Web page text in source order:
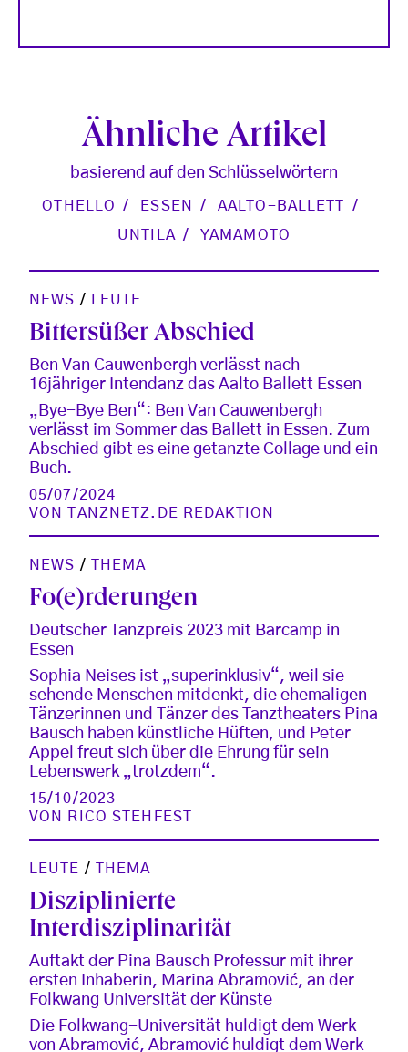
Ähnliche Artikel
basierend auf den Schlüsselwörtern
OTHELLO ESSEN
AALTO-BALLETT
UNTILA
YAMAMOTO
NEWS / LEUTE
Bittersüßer Abschied
Ben Van Cauwenbergh verlässt nach
16jähriger Intendanz das Aalto Ballett Essen
„Bye-Bye Ben“: Ben Van Cauwenbergh
verlässt im Sommer das Ballett in Essen. Zum
Abschied gibt es eine getanzte Collage und ein
Buch.
05/07/2024
VON
TANZNETZ.DE REDAKTION
NEWS / THEMA
Fo(e)rderungen
Deutscher Tanzpreis 2023 mit Barcamp in
Essen
Sophia Neises ist „superinklusiv“, weil sie
sehende Menschen mitdenkt, die ehemaligen
Tänzerinnen und Tänzer des Tanztheaters Pina
Bausch haben künstliche Hüften, und Peter
Appel freut sich über die Ehrung für sein
Lebenswerk „trotzdem“.
15/10/2023
VON
RICO STEHFEST
LEUTE / THEMA
Disziplinierte
Interdisziplinarität
Auftakt der Pina Bausch Professur mit ihrer
ersten Inhaberin, Marina Abramović, an der
Folkwang Universität der Künste
Die Folkwang-Universität huldigt dem Werk
von Abramović, Abramović huldigt dem Werk